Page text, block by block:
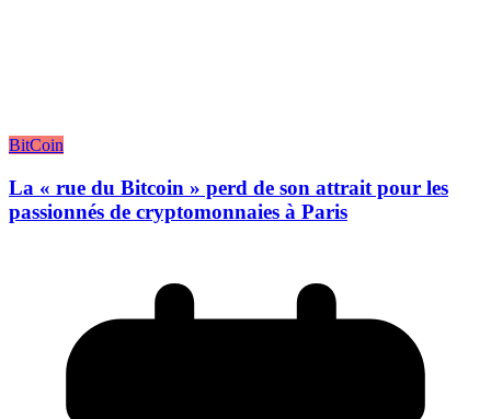
BitCoin
La « rue du Bitcoin » perd de son attrait pour les
passionnés de cryptomonnaies à Paris